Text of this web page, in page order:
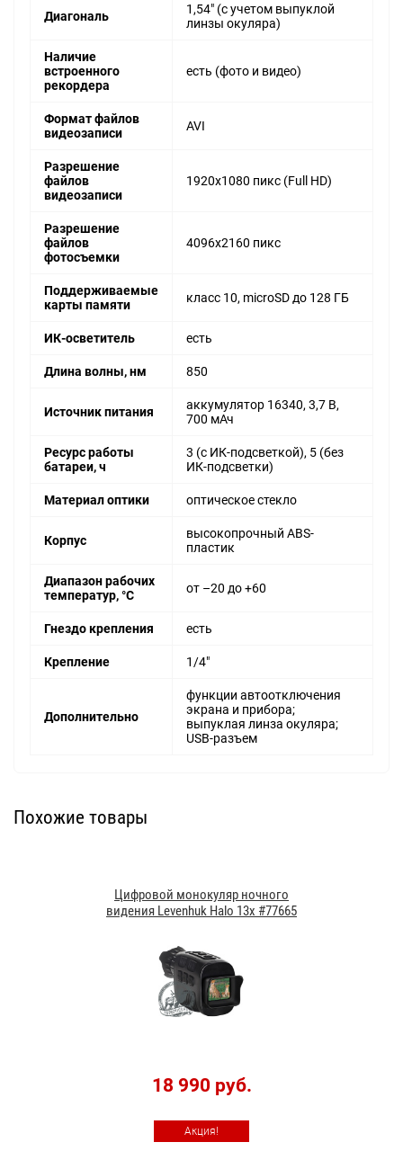
Диагональ
1,54" (с учетом выпуклой
линзы окуляра)
Наличие
встроенного
рекордера
есть (фото и видео)
Формат файлов
видеозаписи
AVI
Разрешение
файлов
видеозаписи
1920x1080 пикс (Full HD)
Разрешение
файлов
фотосъемки
4096x2160 пикс
Поддерживаемые
карты памяти
класс 10, microSD до 128 ГБ
ИК-осветитель есть
Длина волны, нм 850
Источник питания
аккумулятор 16340, 3,7 В,
700 мАч
Ресурс работы
батареи, ч
3 (с ИК-подсветкой), 5 (без
ИК-подсветки)
Материал оптики оптическое стекло
Корпус
высокопрочный ABS-
пластик
Диапазон рабочих
температур, °С
от –20 до +60
Гнездо крепления есть
Крепление 1/4"
Дополнительно
функции автоотключения
экрана и прибора;
выпуклая линза окуляра;
USB-разъем
Похожие товары
Цифровой монокуляр ночного
видения Levenhuk Halo 13x #77665
18 990 руб.
Акция!